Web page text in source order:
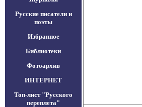
Русские писатели и
поэты
Избранное
Библиотеки
Фотоархив
ИНТЕРНЕТ
Топ-лист "Русского
переплета"